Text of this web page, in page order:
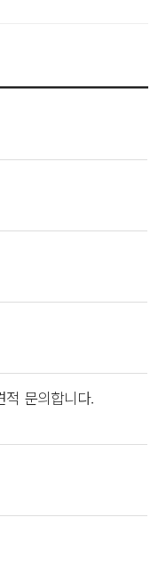
문의합니다.